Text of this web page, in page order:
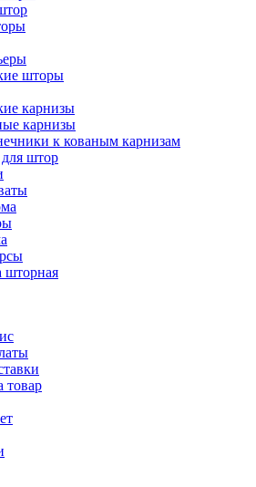
шторы
карнизы
карнизы
к кованым карнизам
штор
шторная
товар